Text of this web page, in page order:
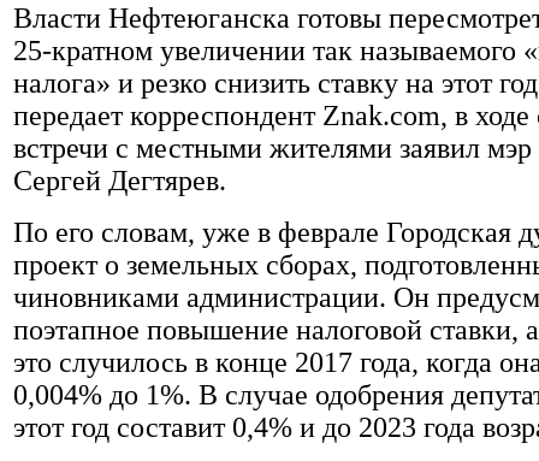
Власти Нефтеюганска готовы
25-кратном увеличении так называемого
налога» и резко снизить ставку на этот
передает корреспондент Znak.com, в
встречи с местными жителями заявил
Сергей Дегтярев.
По его словам, уже в феврале Городская
проект о земельных сборах,
чиновниками администрации. Он
поэтапное повышение налоговой ставки,
это случилось в конце 2017 года, когда
0,004% до 1%. В случае одобрения
этот год составит 0,4% и до 2023 года